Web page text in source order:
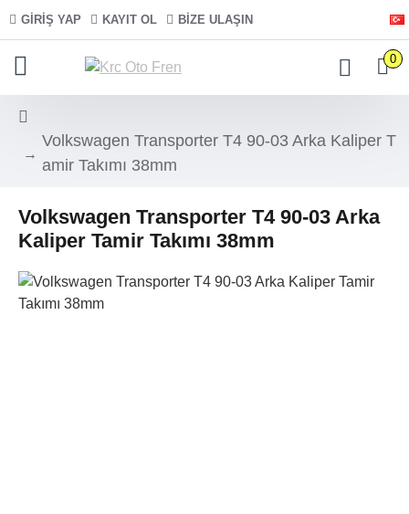
GIRIŞ YAP KAYIT OL BIZE ULAŞIN
0
Volkswagen Transporter T4 90-03 Arka Kaliper T
amir Takımı 38mm
Volkswagen Transporter T4 90-03 Arka
Kaliper Tamir Takımı 38mm